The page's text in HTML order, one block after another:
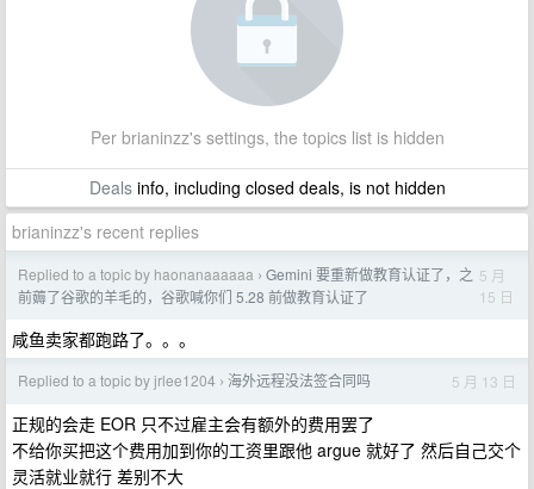
Per brianinzz's settings, the topics list is hidden
Dealsinfo, including closed deals, is not hidden
brianinzz's recent replies
Replied to a topic by haonanaaaaaa › Gemini 要重新做教育认证了，之
前薅了谷歌的羊毛的，谷歌喊你们 5.28 前做教育认证了
5 月
15 日
咸鱼卖家都跑路了。。。
Replied to a topic by jrlee1204 › 海外远程没法签合同吗 5 月 13 日
正规的会走 EOR 只不过雇主会有额外的费用罢了
不给你买把这个费用加到你的工资里跟他 argue 就好了 然后自己交个
灵活就业就行 差别不大